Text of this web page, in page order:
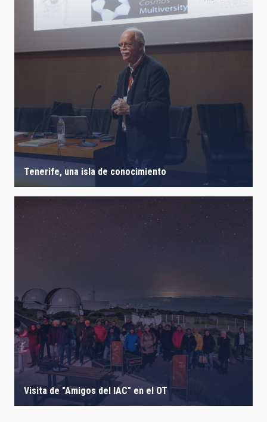
Tenerife, una isla de conocimiento
Visita de "Amigos del IAC" en el OT